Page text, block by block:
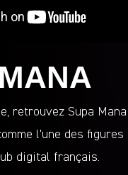
retrouvez Supa
l’une des
digital français.